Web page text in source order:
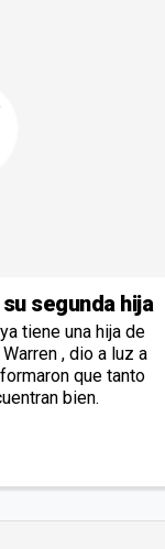
segunda hija
tiene una hija de
, dio a luz a
que tanto
bien.